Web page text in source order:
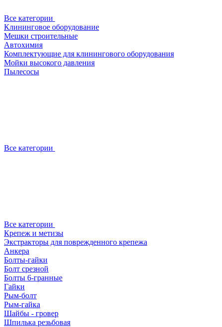
Все категории
Клининговое оборудование
Мешки строительные
Автохимия
Комплектующие для клинингового оборудования
Мойки высокого давления
Пылесосы
Все категории
Все категории
Крепеж и метизы
Экстракторы для поврежденного крепежа
Анкера
Болты-гайки
Болт срезной
Болты 6-гранные
Гайки
Рым-болт
Рым-гайка
Шайбы - гровер
Шпилька резьбовая